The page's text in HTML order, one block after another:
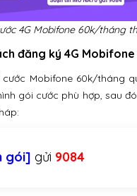
4G Mobifone 60k/tháng
đăng ký 4G
Mobifone 60k/tháng
gói cước phù hợp, sau
gói] gửi 9084